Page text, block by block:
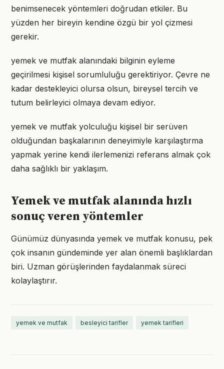
benimsenecek yöntemleri doğrudan etkiler. Bu
yüzden her bireyin kendine özgü bir yol çizmesi
gerekir.
yemek ve mutfak alanındaki bilginin eyleme
geçirilmesi kişisel sorumluluğu gerektiriyor. Çevre ne
kadar destekleyici olursa olsun, bireysel tercih ve
tutum belirleyici olmaya devam ediyor.
yemek ve mutfak yolculuğu kişisel bir serüven
olduğundan başkalarının deneyimiyle karşılaştırma
yapmak yerine kendi ilerlemenizi referans almak çok
daha sağlıklı bir yaklaşım.
Yemek ve mutfak alanında hızlı
sonuç veren yöntemler
Günümüz dünyasında yemek ve mutfak konusu, pek
çok insanın gündeminde yer alan önemli başlıklardan
biri. Uzman görüşlerinden faydalanmak süreci
kolaylaştırır.
yemek ve mutfak besleyici tarifler yemek tarifleri